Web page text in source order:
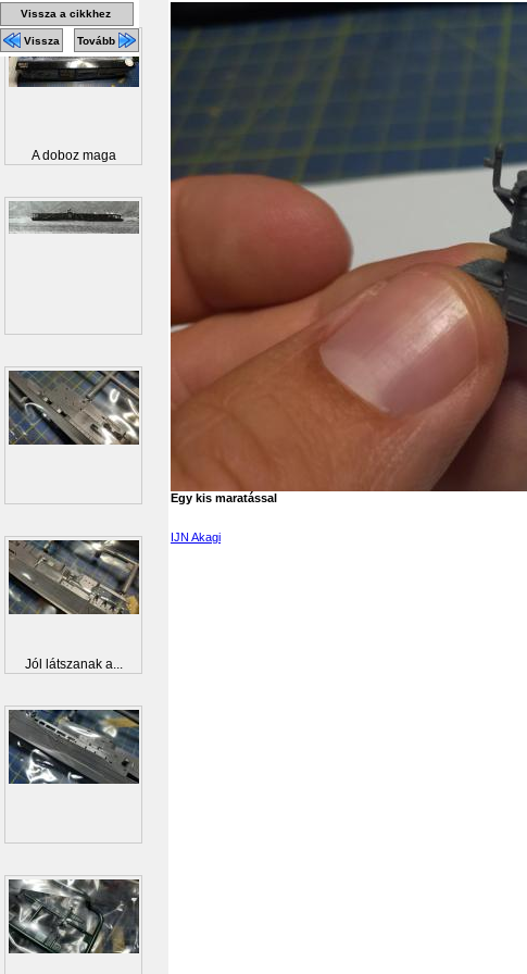
Egy kis maratással
IJN Akagi
Vissza a cikkhez
Vissza Tovább
A doboz maga
Jól látszanak a...